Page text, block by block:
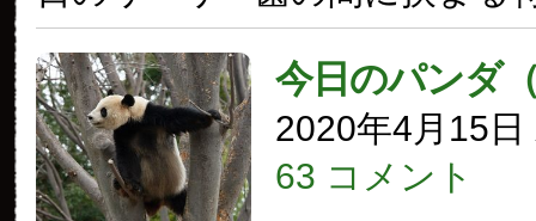
今日のパンダ
2020年4月15日
63 コメント